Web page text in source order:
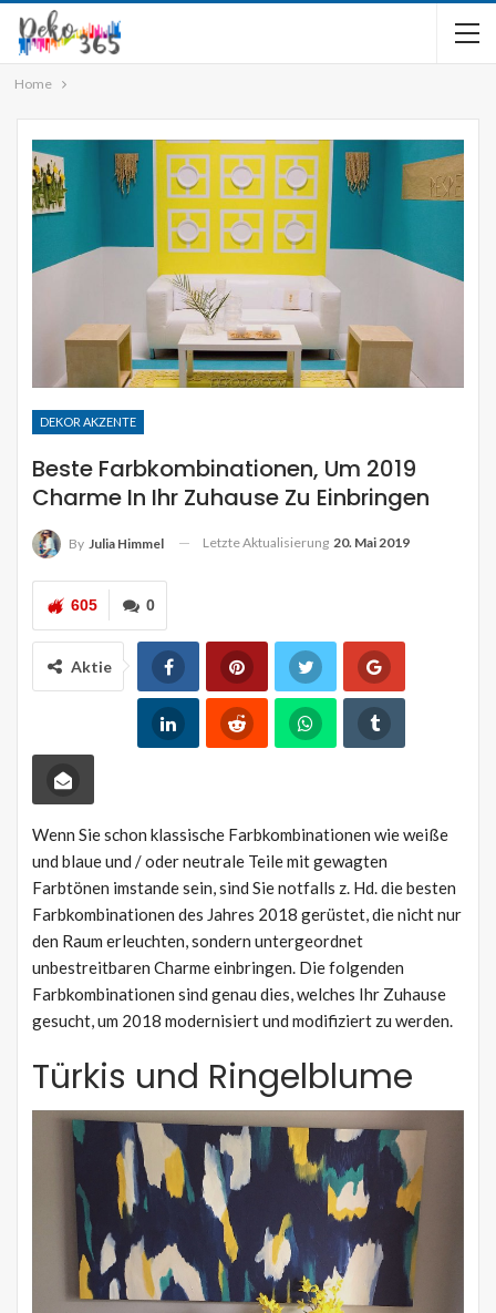
Home
DEKOR AKZENTE
Beste Farbkombinationen, Um 2019
Charme In Ihr Zuhause Zu Einbringen
By Julia Himmel Letzte Aktualisierung 20. Mai 2019
0
605
Aktie
Wenn Sie schon klassische Farbkombinationen wie weiße
und blaue und / oder neutrale Teile mit gewagten
Farbtönen imstande sein, sind Sie notfalls z. Hd. die besten
Farbkombinationen des Jahres 2018 gerüstet, die nicht nur
den Raum erleuchten, sondern untergeordnet
unbestreitbaren Charme einbringen. Die folgenden
Farbkombinationen sind genau dies, welches Ihr Zuhause
gesucht, um 2018 modernisiert und modifiziert zu werden.
Türkis und Ringelblume